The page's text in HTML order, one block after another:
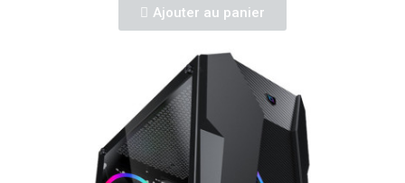
Ajouter au panier